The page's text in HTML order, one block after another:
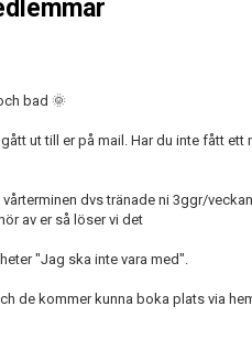
bad 🌞
ut till er på mail. Har du inte fått ett
dvs tränade ni 3ggr/
av er så löser vi det
"Jag ska inte vara med".
de kommer kunna boka plats via